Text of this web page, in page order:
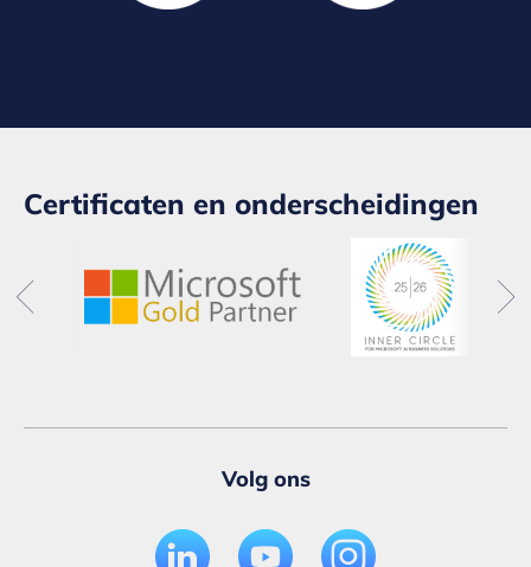
Certificaten en onderscheidingen
Volg ons